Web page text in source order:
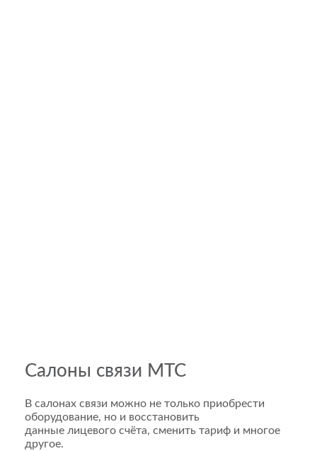
Салоны связи МТС
В салонах связи можно не только приобрести
оборудование, но и восстановить
данные лицевого счёта, сменить тариф и многое
другое.